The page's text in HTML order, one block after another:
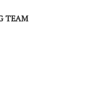
TEAM